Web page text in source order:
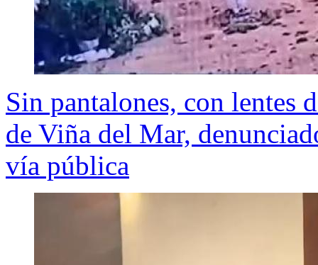
Sin pantalones, con lentes
de Viña del Mar,
vía pública